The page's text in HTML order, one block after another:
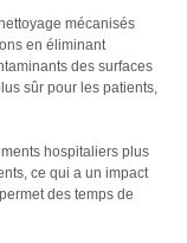
mécanisés
en éliminant
des surfaces
sûr pour les patients,
hospitaliers plus
ce qui a un impact
des temps de